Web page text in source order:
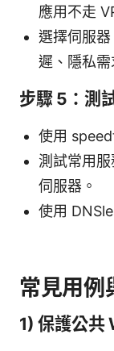
應用不走
選擇伺服
遲、隱私需
步驟 5：測
使用
測試常用
伺服器。
使用
常見用例
1) 保護公共